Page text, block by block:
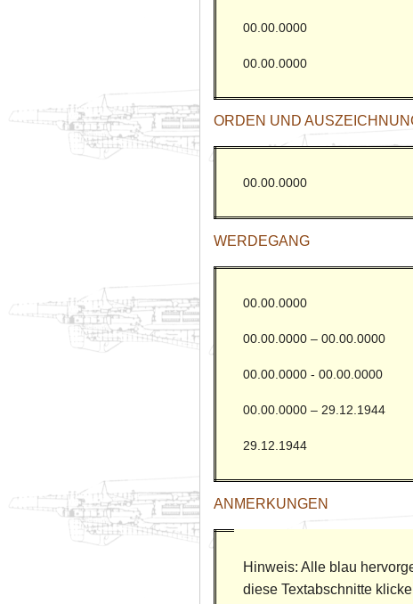
00.00.0000
00.00.0000
ORDEN UND
00.00.0000
WERDEGANG
00.00.0000
00.00.0000 – 00.00.0000
00.00.0000 - 00.00.0000
00.00.0000 – 29.12.1944
29.12.1944
ANMERKUNGEN
Hinweis: Alle blau
diese Textabschnitte